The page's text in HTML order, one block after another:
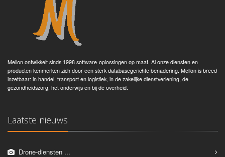
Mellon ontwikkelt sinds 1998 software-oplossingen op maat. Al onze diensten en
producten kenmerken zich door een sterk databasegerichte benadering. Mellon is breed
inzetbaar: in handel, transport en logistiek, in de zakelijke dienstverlening, de
gezondheidszorg, het onderwijs en bij de overheid.
Laatste nieuws
Drone-diensten ...